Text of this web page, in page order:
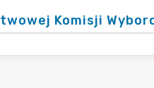
Komisji